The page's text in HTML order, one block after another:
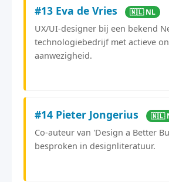
#13 Eva de Vries 🇳🇱 NL
UX/UI-designer bij een bekend
technologiebedrijf met actieve
aanwezigheid.
#14 Pieter Jongerius 🇳🇱
Co-auteur van 'Design a Better
besproken in designliteratuur.